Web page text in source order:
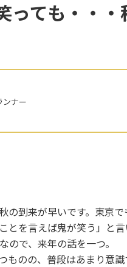
ても・・・
ンナー
の到来が早いです。東京
とを言えば鬼が笑う」と
ので、来年の話を一つ。
ものの、普段はあまり意